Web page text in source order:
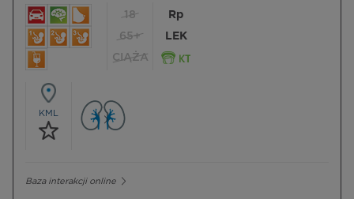
18
65+
CIĄŻA
Rp
LEK
KML
Baza interakcji online